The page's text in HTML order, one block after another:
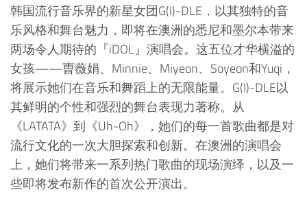
韩国流行音乐界的新星女团G(I)-DLE，以其独特的音
乐风格和舞台魅力，即将在澳洲的悉尼和墨尔本带来
两场令人期待的『iDOL』演唱会。这五位才华横溢的
女孩——曺薇娟、Minnie、Miyeon、Soyeon和Yuqi，
将展示她们在音乐和舞蹈上的无限能量。G(I)-DLE以
其鲜明的个性和强烈的舞台表现力著称。从
《LATATA》到《Uh-Oh》，她们的每一首歌曲都是对
流行文化的一次大胆探索和创新。在澳洲的演唱会
上，她们将带来一系列热门歌曲的现场演绎，以及一
些即将发布新作的首次公开演出。